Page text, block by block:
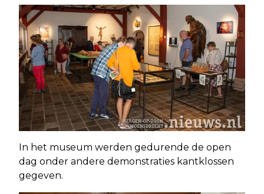
In het museum werden gedurende de open
dag onder andere demonstraties kantklossen
gegeven.